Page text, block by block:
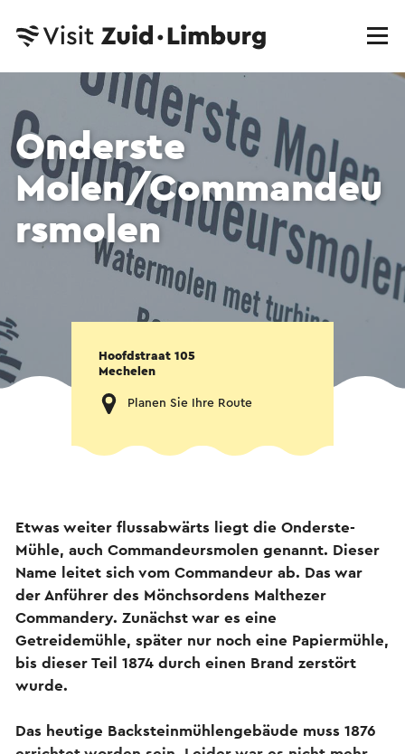
Onderste
Molen/Commandeu
rsmolen
Hoofdstraat 105
Mechelen
Planen Sie Ihre Route
Etwas weiter flussabwärts liegt die Onderste-
Mühle, auch Commandeursmolen genannt. Dieser
Name leitet sich vom Commandeur ab. Das war
der Anführer des Mönchsordens Malthezer
Commandery. Zunächst war es eine
Getreidemühle, später nur noch eine Papiermühle,
bis dieser Teil 1874 durch einen Brand zerstört
wurde.
Das heutige Backsteinmühlengebäude muss 1876